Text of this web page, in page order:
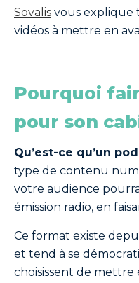
Sovalis vous explique
vidéos à mettre en
Pourquoi
pour son
Qu’est-ce qu’un
type de contenu
votre audience
émission radio, en
Ce format existe
et tend à se
choisissent de mettre